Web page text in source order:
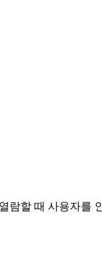
할 때 사용자를